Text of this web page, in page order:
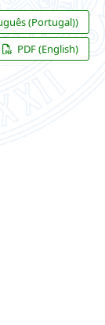
(Portugal))
PDF (English)